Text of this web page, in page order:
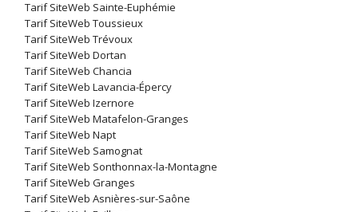
Tarif SiteWeb Sainte-Euphémie
Tarif SiteWeb Toussieux
Tarif SiteWeb Trévoux
Tarif SiteWeb Dortan
Tarif SiteWeb Chancia
Tarif SiteWeb Lavancia-Épercy
Tarif SiteWeb Izernore
Tarif SiteWeb Matafelon-Granges
Tarif SiteWeb Napt
Tarif SiteWeb Samognat
Tarif SiteWeb Sonthonnax-la-Montagne
Tarif SiteWeb Granges
Tarif SiteWeb Asnières-sur-Saône